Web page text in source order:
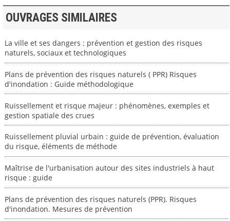
OUVRAGES SIMILAIRES
La ville et ses dangers : prévention et gestion des risques
naturels, sociaux et technologiques
Plans de prévention des risques naturels ( PPR) Risques
d'inondation : Guide méthodologique
Ruissellement et risque majeur : phénomènes, exemples et
gestion spatiale des crues
Ruissellement pluvial urbain : guide de prévention, évaluation
du risque, éléments de méthode
Maîtrise de l'urbanisation autour des sites industriels à haut
risque : guide
Plans de prévention des risques naturels (PPR). Risques
d'inondation. Mesures de prévention